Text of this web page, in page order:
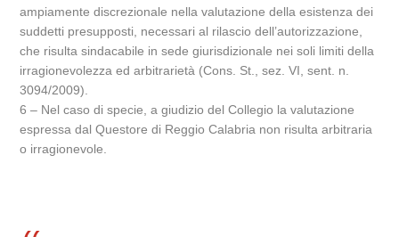
ampiamente discrezionale nella valutazione della esistenza dei
suddetti presupposti, necessari al rilascio dell’autorizzazione,
che risulta sindacabile in sede giurisdizionale nei soli limiti della
irragionevolezza ed arbitrarietà (Cons. St., sez. VI, sent. n.
3094/2009).
6 – Nel caso di specie, a giudizio del Collegio la valutazione
espressa dal Questore di Reggio Calabria non risulta arbitraria
o irragionevole.